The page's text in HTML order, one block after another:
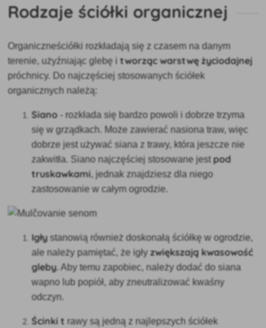
Rodzaje ściółki organicznej
Organiczneściółki rozkładają się z czasem na danym
terenie, użyźniając glebę i tworząc warstwę życiodajnej
próchnicy. Do najczęściej stosowanych ściółek
organicznych należą:
Siano -rozkłada się bardzo powoli i dobrze trzyma
się w grządkach. Może zawierać nasiona traw, więc
dobrze jest używać siana z trawy, która jeszcze nie
zakwitła. Siano najczęściej stosowane jestpod
truskawkami, jednak znajdziesz dla niego
zastosowanie w całym ogrodzie.
Igłystanowią również doskonałą ściółkę w ogrodzie,
ale należy pamiętać, że igły zwiększają kwasowość
gleby. Aby temu zapobiec, należy dodać do siana
wapno lub popiół, aby zneutralizować kwaśny
odczyn.
Ścinki trawy są jedną z najlepszych ściółek